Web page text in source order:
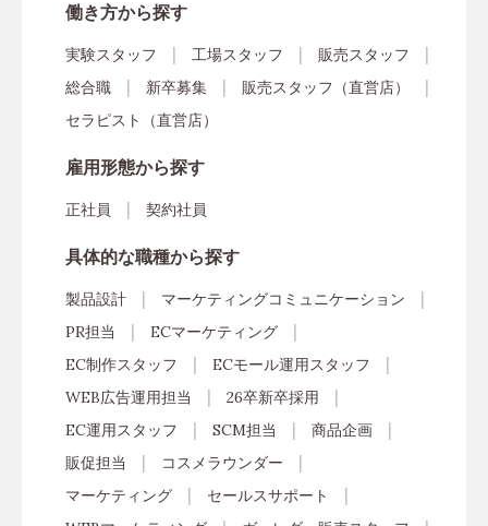
働き方から探す
実験スタッフ 工場スタッフ
販売スタッフ
総合職
新卒募集
販売スタッフ（直営店）
セラピスト（直営店）
雇用形態から探す
正社員 契約社員
具体的な職種から探す
製品設計
マーケティングコミュニケーション
PR担当
ECマーケティング
EC制作スタッフ
ECモール運用スタッフ
WEB広告運用担当
26卒新卒採用
EC運用スタッフ
SCM担当
商品企画
販促担当
コスメラウンダー
マーケティング
セールスサポート